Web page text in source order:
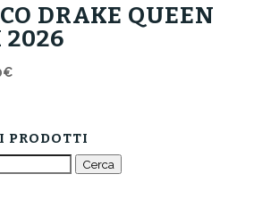
DRAKE QUEEN
2026
€Il
è:
135,00€.
PRODOTTI
Cerca